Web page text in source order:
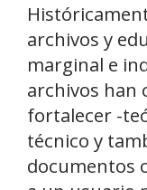
archivos y
marginal e
archivos han
fortalecer -
técnico y
documentos